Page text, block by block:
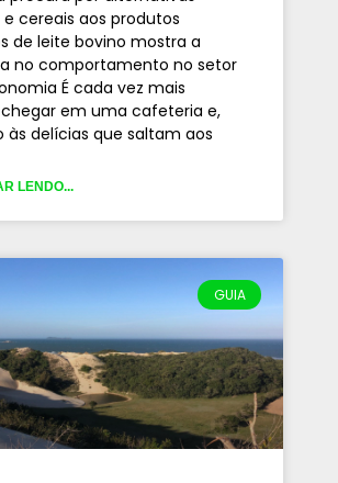
cereais aos produtos
de leite bovino mostra a
no comportamento no setor
É cada vez mais
em uma cafeteria e,
às delícias que saltam aos
LENDO...
GUIA